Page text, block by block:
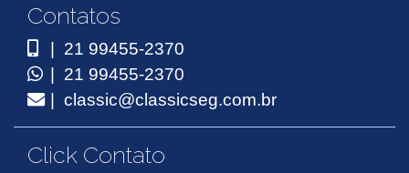
Contatos
| 21 99455-2370
| 21 99455-2370
| classic@classicseg.com.br
Click Contato